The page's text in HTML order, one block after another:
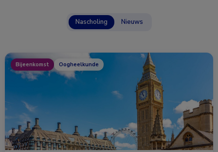
Nascholing Nieuws
Bijeenkomst Oogheelkunde